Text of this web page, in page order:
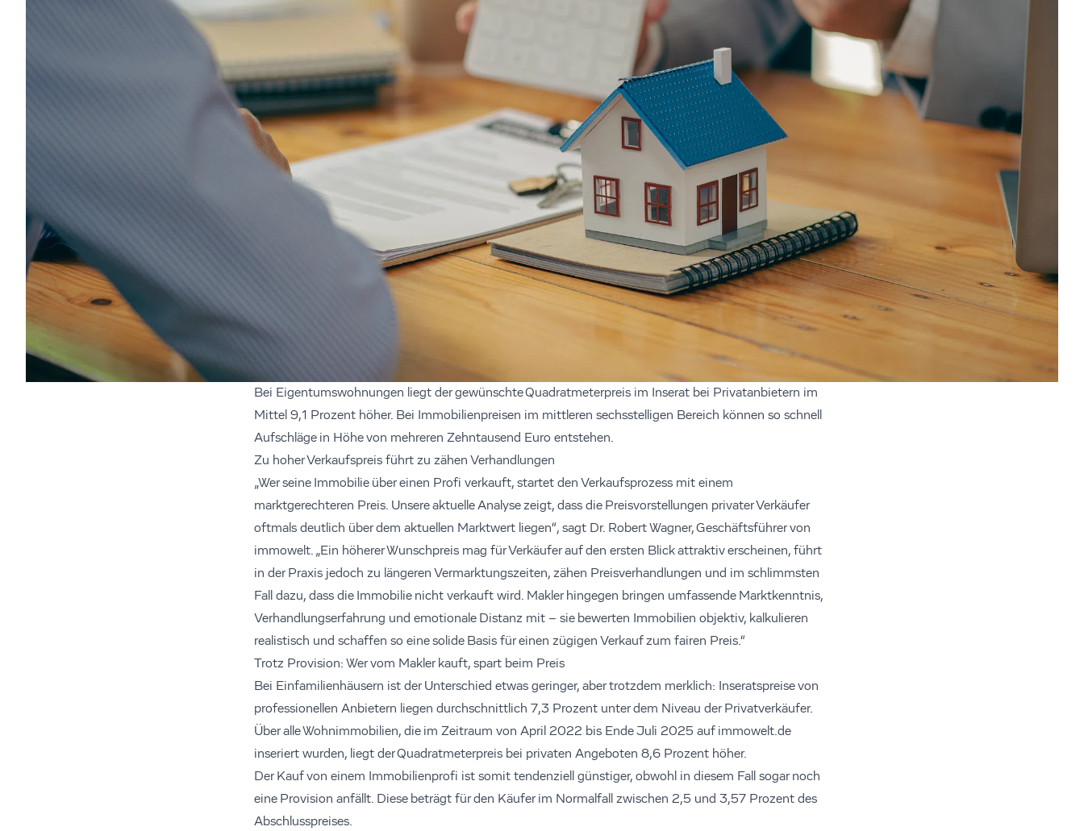
Bei Eigentumswohnungen liegt der gewünschte Quadratmeterpreis im Inserat bei Privatanbietern im
Mittel 9,1 Prozent höher. Bei Immobilienpreisen im mittleren sechsstelligen Bereich können so schnell
Aufschläge in Höhe von mehreren Zehntausend Euro entstehen.
Zu hoher Verkaufspreis führt zu zähen Verhandlungen
„Wer seine Immobilie über einen Profi verkauft, startet den Verkaufsprozess mit einem
marktgerechteren Preis. Unsere aktuelle Analyse zeigt, dass die Preisvorstellungen privater Verkäufer
oftmals deutlich über dem aktuellen Marktwert liegen“, sagt Dr. Robert Wagner, Geschäftsführer von
immowelt. „Ein höherer Wunschpreis mag für Verkäufer auf den ersten Blick attraktiv erscheinen, führt
in der Praxis jedoch zu längeren Vermarktungszeiten, zähen Preisverhandlungen und im schlimmsten
Fall dazu, dass die Immobilie nicht verkauft wird. Makler hingegen bringen umfassende Marktkenntnis,
Verhandlungserfahrung und emotionale Distanz mit – sie bewerten Immobilien objektiv, kalkulieren
realistisch und schaffen so eine solide Basis für einen zügigen Verkauf zum fairen Preis.“
Trotz Provision: Wer vom Makler kauft, spart beim Preis
Bei Einfamilienhäusern ist der Unterschied etwas geringer, aber trotzdem merklich: Inseratspreise von
professionellen Anbietern liegen durchschnittlich 7,3 Prozent unter dem Niveau der Privatverkäufer.
Über alle Wohnimmobilien, die im Zeitraum von April 2022 bis Ende Juli 2025 auf immowelt.de
inseriert wurden, liegt der Quadratmeterpreis bei privaten Angeboten 8,6 Prozent höher.
Der Kauf von einem Immobilienprofi ist somit tendenziell günstiger, obwohl in diesem Fall sogar noch
eine Provision anfällt. Diese beträgt für den Käufer im Normalfall zwischen 2,5 und 3,57 Prozent des
Abschlusspreises.